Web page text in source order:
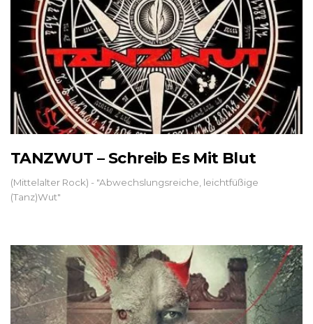
TANZWUT – Schreib Es Mit Blut
(Mittelalter Rock) - "Abwechslungsreiche, leichtfüßige
(Tanz)Wut"